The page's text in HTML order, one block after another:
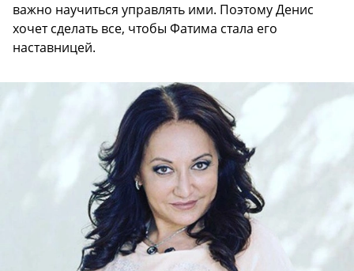
важно научиться управлять ими. Поэтому Денис
хочет сделать все, чтобы Фатима стала его
наставницей.